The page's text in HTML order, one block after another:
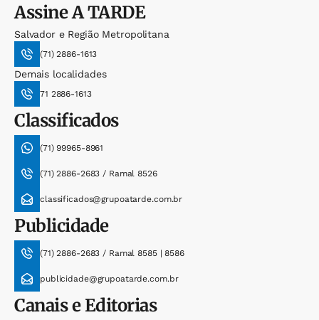
AssineA TARDE
Salvador e Região Metropolitana
(71) 2886-1613
Demais localidades
71 2886-1613
Classificados
(71) 99965-8961
(71) 2886-2683 / Ramal 8526
classificados@grupoatarde.com.br
Publicidade
(71) 2886-2683 / Ramal 8585 | 8586
publicidade@grupoatarde.com.br
Canais e Editorias